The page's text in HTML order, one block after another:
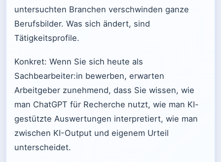
untersuchten Branchen verschwinden ganze
Berufsbilder. Was sich ändert, sind
Tätigkeitsprofile.
Konkret: Wenn Sie sich heute als
Sachbearbeiter:in bewerben, erwarten
Arbeitgeber zunehmend, dass Sie wissen, wie
man ChatGPT für Recherche nutzt, wie man KI-
gestützte Auswertungen interpretiert, wie man
zwischen KI-Output und eigenem Urteil
unterscheidet.